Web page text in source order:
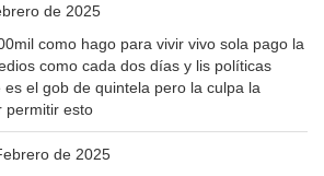
de 2025
como hago para vivir vivo sola pago la
como cada dos días y lis políticas
el gob de quintela pero la culpa la
permitir esto
de 2025